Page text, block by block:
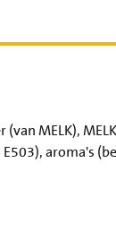
MELK),
aroma's